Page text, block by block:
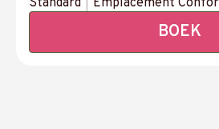
Standard Emplacement
BOEK